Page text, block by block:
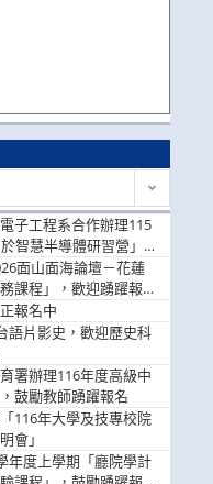
子工程系合作辦理115
智慧半導體研習營」，
面山面海論壇－花蓮
課程」，歡迎踴躍報名
報名中
語片影史，歡迎歷史科
署辦理116年度高級中
鼓勵教師踴躍報名
116年大學及技專校院
會」
年度上學期「廳院學計